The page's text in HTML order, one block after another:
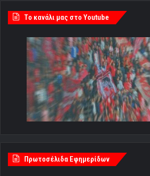
Tο κανάλι μας στο Youtube
Πρωτοσέλιδα Εφημερίδων